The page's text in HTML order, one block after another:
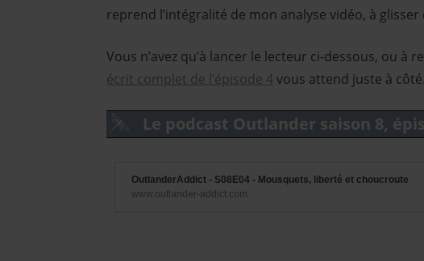
reprend l’intégralité de mon analyse vidéo, à
Vous n’avez qu’à lancer le lecteur ci-dessous, ou
écrit complet de l’épisode 4vous attend juste à côté.
Le podcast Outlander saison 8,
OutlanderAddict - S08E04 - Mousquets, liberté et choucroute
www.outlander-addict.com